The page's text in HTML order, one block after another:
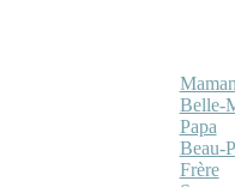
Maman
Belle-
Papa
Beau-
Frère